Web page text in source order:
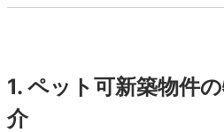
1. ペット可新築物件
介